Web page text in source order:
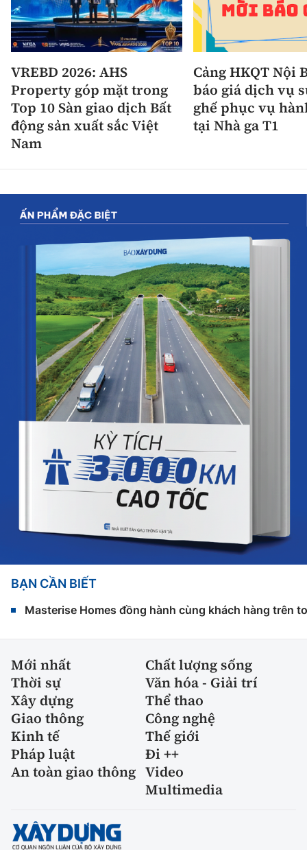
VREBD 2026: AHS
Property góp mặt trong
Top 10 Sàn giao dịch Bất
động sản xuất sắc Việt
Nam
Cảng HKQT Nội
báo giá dịch vụ
ghế phục vụ
tại Nhà ga T1
BẠN CẦN BIẾT
Masterise Homes đồng hành cùng khách hàng trên
Mới nhất
Chất lượng sống
Thời sự
Văn hóa - Giải trí
Xây dựng
Thể thao
Giao thông
Công nghệ
Kinh tế
Thế giới
Pháp luật
Đi ++
An toàn giao thông Video
Multimedia